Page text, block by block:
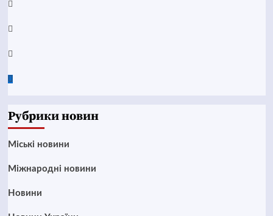
Telegram
Instagram
Twitter
Google
Рубрики новин
Mіські новини
Міжнародні новини
Новини